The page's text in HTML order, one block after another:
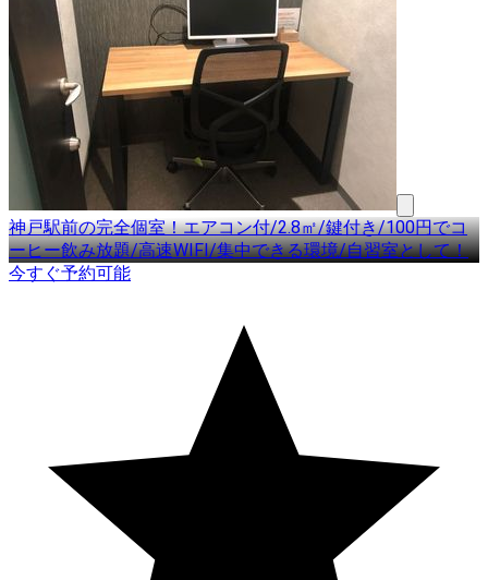
神戸駅前の完全個室！エアコン付/2.8㎡/鍵付き/100円でコ
ーヒー飲み放題/高速WIFI/集中できる環境/自習室として！
今すぐ予約可能